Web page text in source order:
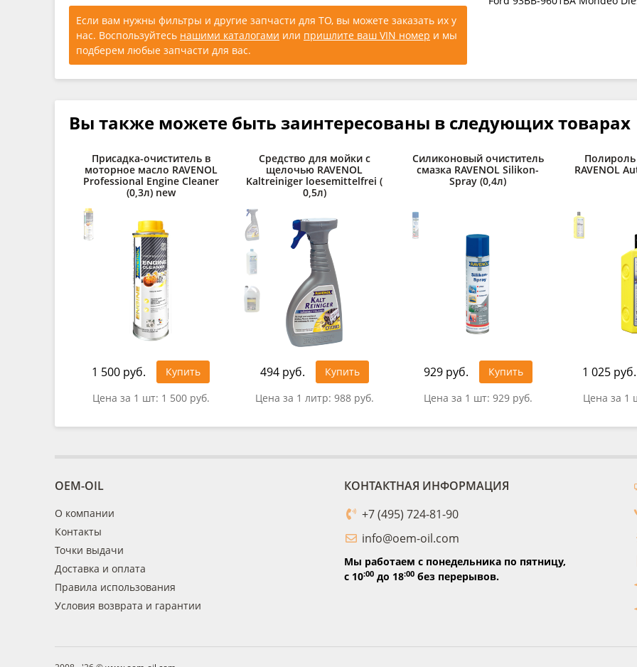
Если вам нужны фильтры и другие запчасти для ТО, вы можете заказать их у
нас. Воспользуйтесь нашими каталогами или пришлите ваш VIN номер и мы
подберем любые запчасти для вас.
Вы также можете быть заинтересованы в следующих товарах
Присадка-очиститель в
моторное масло RAVENOL
Professional Engine Cleaner
(0,3л) new
1 500 руб.
Купить
Цена за 1 шт: 1 500 руб.
Средство для мойки с
щелочью RAVENOL
Kaltreiniger loesemittelfrei (
0,5л)
494 руб.
Купить
Цена за 1 литр: 988 руб.
Силиконовый очиститель
смазка RAVENOL Silikon-
Spray (0,4л)
929 руб.
Купить
Цена за 1 шт: 929 руб.
RAVENOL
1 025 руб.
Цена за 1
OEM-OIL
О компании
Контакты
Точки выдачи
Доставка и оплата
Правила использования
Условия возврата и гарантии
КОНТАКТНАЯ ИНФОРМАЦИЯ
+7 (495) 724-81-90
info@oem-oil.com
Мы работаем с понедельника по пятницу,
с 10:00до 18:00без перерывов.